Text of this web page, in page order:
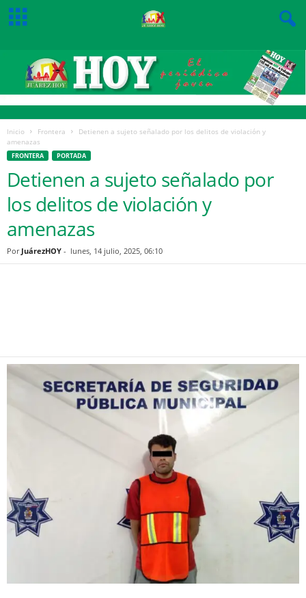
Inicio Frontera
Detienen a sujeto señalado por los delitos de violación y
amenazas
FRONTERA PORTADA
Detienen a sujeto señalado por
los delitos de violación y
amenazas
Por JuárezHOY - lunes, 14 julio, 2025, 06:10